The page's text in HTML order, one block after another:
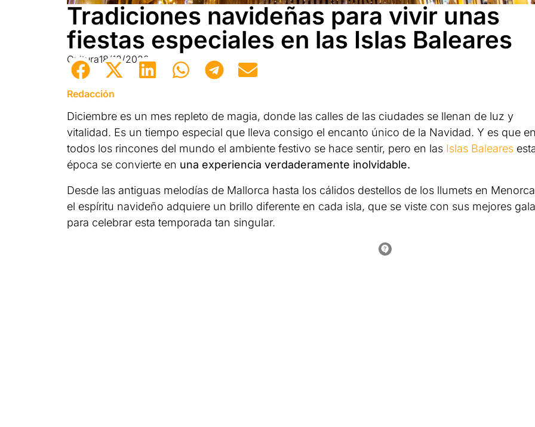
Tradiciones navideñas para vivir unas
fiestas especiales en las Islas Baleares
Cultura18/12/2023
Redacción
Diciembre es un mes repleto de magia, donde las calles de las ciudades se llenan de luz y
vitalidad. Es un tiempo especial que lleva consigo el encanto único de la Navidad. Y es que en
todos los rincones del mundo el ambiente festivo se hace sentir, pero en las Islas Baleares
época se convierte en una experiencia verdaderamente inolvidable.
Desde las antiguas melodías de Mallorca hasta los cálidos destellos de los llumets en
el espíritu navideño adquiere un brillo diferente en cada isla, que se viste con sus mejores
para celebrar esta temporada tan singular.